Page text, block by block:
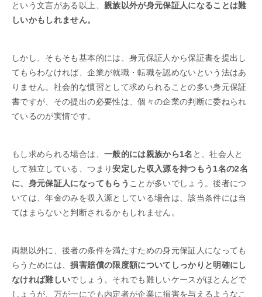
という文言がある以上、 親族以外が身元保証人になることは難
しいかもしれません。
しかし、そもそも基本的には、身元保証人から保証書を提出し
てもらわなければ、企業が就職・転職を認めないという法はあ
りません。社会的な慣習として求められることの多い身元保証
書ですが、その提出の必要性は、個々の企業の判断に委ねられ
ているのが実情です。
もし求められる場合は、 一般的には親族から1名 と、社会人と
して独立している、つまり安定した収入源を持つもう1名の2名
に、身元保証人になってもらう ことが多いでしょう。後者につ
いては、年金のみを収入源としている場合は、該当条件には当
てはまらないと判断されるかもしれません。
両親以外に、後者の条件を満たすための身元保証人になっても
らうためには、損害賠償の限度額についてしっかりと明確にし
なければ難しいでしょう。それでも難しいケースがほとんどで
しょうが、万が一にでも内定者が企業に損害を与えるようなこ